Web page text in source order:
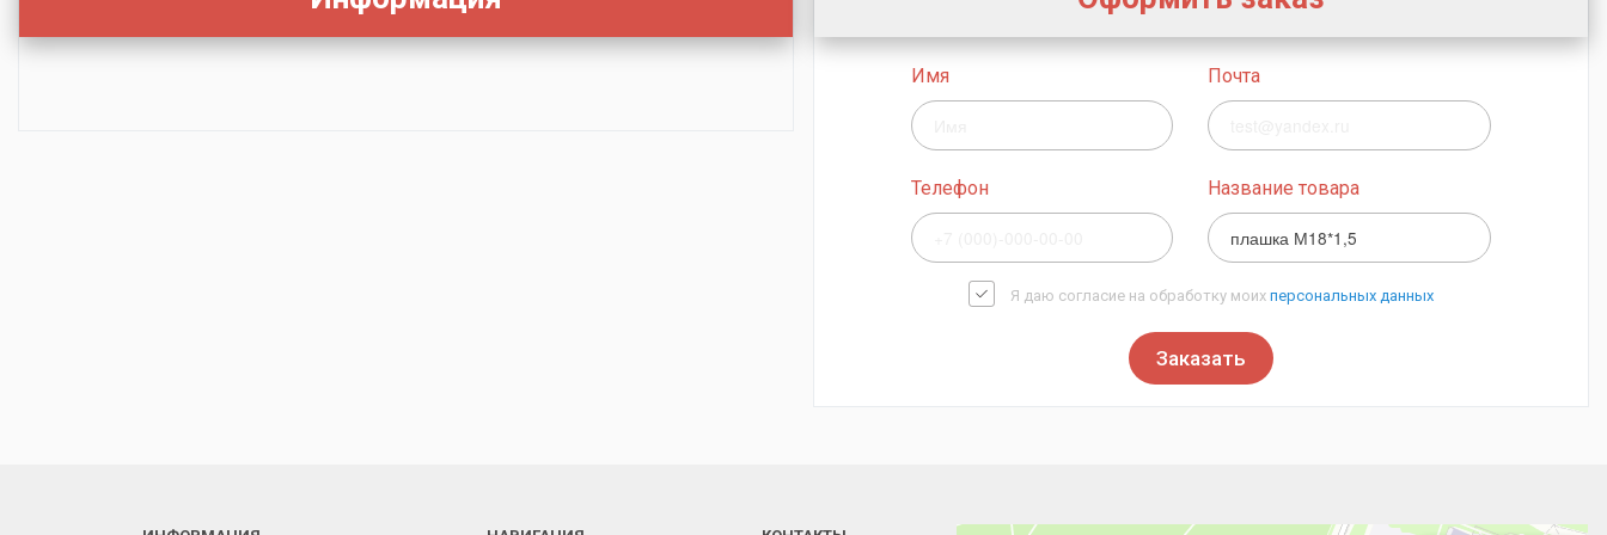
Имя Почта
Телефон Название товара
Я даю согласие на обработку моих персональных данных
Заказать